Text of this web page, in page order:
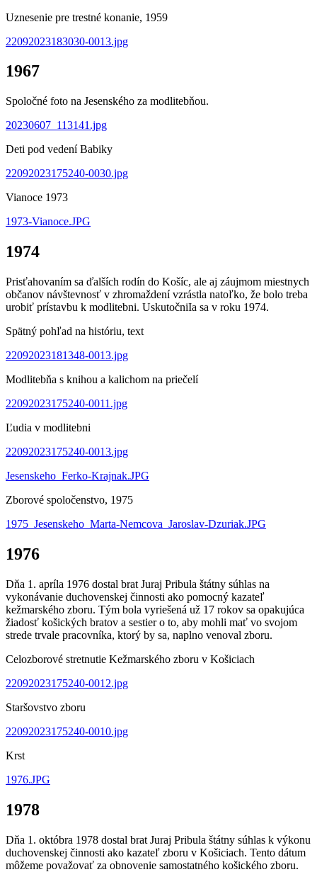
Uznesenie pre trestné konanie, 1959
22092023183030-0013.jpg
1967
Spoločné foto na Jesenského za modlitebňou.
20230607_113141.jpg
Deti pod vedení Babiky
22092023175240-0030.jpg
Vianoce 1973
1973-Vianoce.JPG
1974
Prisťahovaním sa ďalších rodín do Košíc, ale aj záujmom miestnych
občanov návštevnosť v zhromaždení vzrástla natoľko, že bolo treba
urobiť prístavbu k modlitebni. UskutočniIa sa v roku 1974.
Spätný pohľad na históriu, text
22092023181348-0013.jpg
Modlitebňa s knihou a kalichom na priečelí
22092023175240-0011.jpg
Ľudia v modlitebni
22092023175240-0013.jpg
Jesenskeho_Ferko-Krajnak.JPG
Zborové spoločenstvo, 1975
1975_Jesenskeho_Marta-Nemcova_Jaroslav-Dzuriak.JPG
1976
Dňa 1. apríla 1976 dostal brat Juraj Pribula štátny súhlas na
vykonávanie duchovenskej činnosti ako pomocný kazateľ
kežmarského zboru. Tým bola vyriešená už 17 rokov sa opakujúca
žiadosť košických bratov a sestier o to, aby mohli mať vo svojom
strede trvale pracovníka, ktorý by sa, naplno venoval zboru.
Celozborové stretnutie Kežmarského zboru v Košiciach
22092023175240-0012.jpg
Staršovstvo zboru
22092023175240-0010.jpg
Krst
1976.JPG
1978
Dňa 1. októbra 1978 dostal brat Juraj Pribula štátny súhlas k výkonu
duchovenskej činnosti ako kazateľ zboru v Košiciach. Tento dátum
môžeme považovať za obnovenie samostatného košického zboru.